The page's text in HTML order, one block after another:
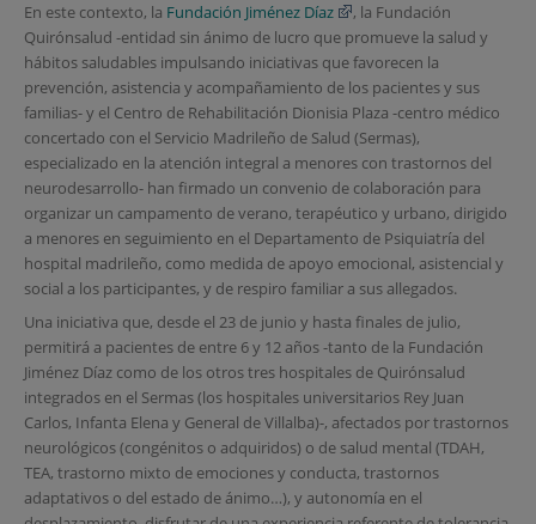
En este contexto, la Fundación Jiménez Díaz
, la Fundación
Quirónsalud -entidad sin ánimo de lucro que promueve la salud y
hábitos saludables impulsando iniciativas que favorecen la
prevención, asistencia y acompañamiento de los pacientes y sus
familias- y el Centro de Rehabilitación Dionisia Plaza -centro médico
concertado con el Servicio Madrileño de Salud (Sermas),
especializado en la atención integral a menores con trastornos del
neurodesarrollo- han firmado un convenio de colaboración para
organizar un campamento de verano, terapéutico y urbano, dirigido
a menores en seguimiento en el Departamento de Psiquiatría del
hospital madrileño, como medida de apoyo emocional, asistencial y
social a los participantes, y de respiro familiar a sus allegados.
Una iniciativa que, desde el 23 de junio y hasta finales de julio,
permitirá a pacientes de entre 6 y 12 años -tanto de la Fundación
Jiménez Díaz como de los otros tres hospitales de Quirónsalud
integrados en el Sermas (los hospitales universitarios Rey Juan
Carlos, Infanta Elena y General de Villalba)-, afectados por trastornos
neurológicos (congénitos o adquiridos) o de salud mental (TDAH,
TEA, trastorno mixto de emociones y conducta, trastornos
adaptativos o del estado de ánimo…), y autonomía en el